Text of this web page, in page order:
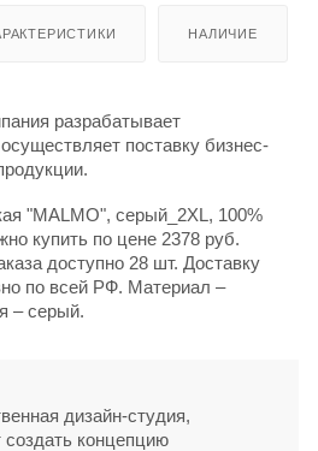
НАЛИЧИЕ
разрабатывает
поставку бизнес-
"MALMO", серый_2XL, 100%
купить по цене 2378 руб.
доступно 28 шт. Доставку
по всей РФ. Материал –
– серый.
дизайн-студия,
создать концепцию